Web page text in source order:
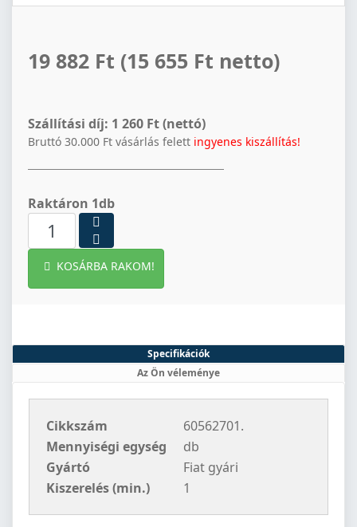
19 882 Ft (15 655 Ft netto)
Szállítási díj: 1 260 Ft (nettó)
Bruttó 30.000 Ft vásárlás felett ingyenes kiszállítás!
Raktáron 1db
KOSÁRBA RAKOM!
Specifikációk
Az Ön véleménye
Cikkszám
60562701.
Mennyiségi egység
db
Gyártó
Fiat gyári
Kiszerelés (min.)
1